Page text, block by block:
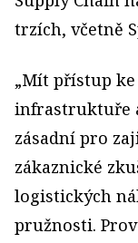
trzích, včetně
„Mít přístup
infrastruktuře
zásadní pro
zákaznické
logistických
pružnosti.